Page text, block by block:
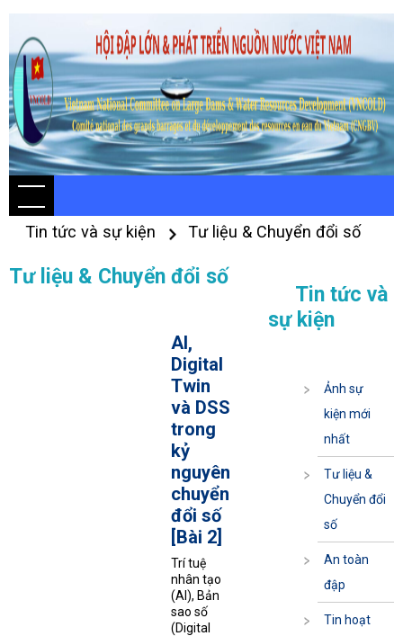
Tin tức và sự kiện Tư liệu & Chuyển đổi số
Tư liệu & Chuyển đổi số
AI,
Digital
Twin
và DSS
trong
kỷ
nguyên
chuyển
đổi số
[Bài 2]
Trí tuệ
nhân tạo
(AI), Bản
sao số
(Digital
Tin tức và
sự kiện
Ảnh sự
kiện mới
nhất
Tư liệu &
Chuyển đổi
số
An toàn
đập
Tin hoạt